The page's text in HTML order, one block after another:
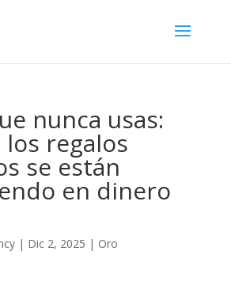
nunca usas:
regalos
se están
en dinero
| Dic 2, 2025 | Oro